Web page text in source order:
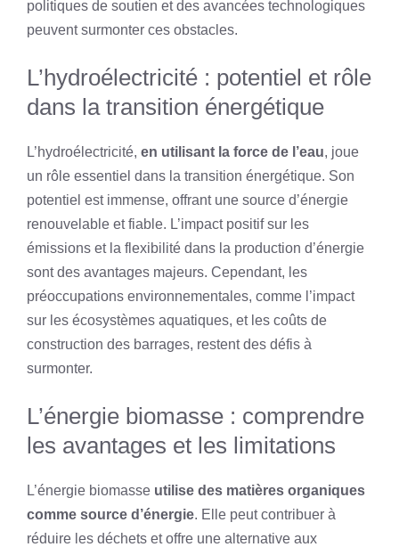
politiques de soutien et des avancées technologiques
peuvent surmonter ces obstacles.
L’hydroélectricité : potentiel et rôle
dans la transition énergétique
L’hydroélectricité, en utilisant la force de l’eau, joue
un rôle essentiel dans la transition énergétique. Son
potentiel est immense, offrant une source d’énergie
renouvelable et fiable. L’impact positif sur les
émissions et la flexibilité dans la production d’énergie
sont des avantages majeurs. Cependant, les
préoccupations environnementales, comme l’impact
sur les écosystèmes aquatiques, et les coûts de
construction des barrages, restent des défis à
surmonter.
L’énergie biomasse : comprendre
les avantages et les limitations
L’énergie biomasse utilise des matières organiques
comme source d’énergie. Elle peut contribuer à
réduire les déchets et offre une alternative aux